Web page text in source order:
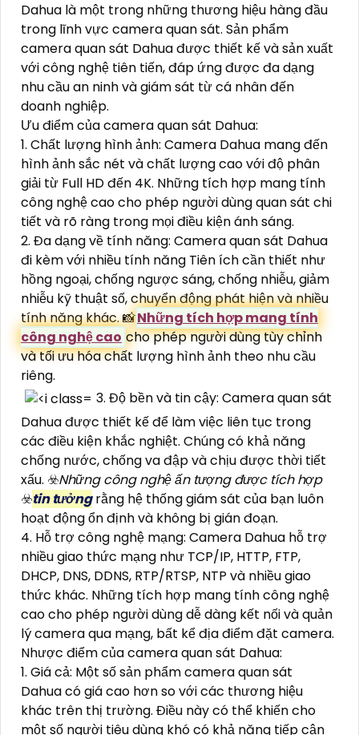
Dahua là một trong những thương hiệu hàng đầu
trong lĩnh vực camera quan sát. Sản phẩm
camera quan sát Dahua được thiết kế và sản xuất
với công nghệ tiên tiến, đáp ứng được đa dạng
nhu cầu an ninh và giám sát từ cá nhân đến
doanh nghiệp.
Ưu điểm của camera quan sát Dahua:
1. Chất lượng hình ảnh: Camera Dahua mang đến
hình ảnh sắc nét và chất lượng cao với độ phân
giải từ Full HD đến 4K. Những tích hợp mang tính
công nghệ cao cho phép người dùng quan sát chi
tiết và rõ ràng trong mọi điều kiện ánh sáng.
2. Đa dạng về tính năng: Camera quan sát Dahua
đi kèm với nhiều tính năng Tiên ích cần thiết như
hồng ngoại, chống ngược sáng, chống nhiễu, giảm
nhiễu kỹ thuật số, chuyển động phát hiện và nhiều
tính năng khác. 📸Những tích hợp mang tính
công nghệ cao cho phép người dùng tùy chỉnh
và tối ưu hóa chất lượng hình ảnh theo nhu cầu
riêng.
3. Độ bền và tin cậy: Camera quan sát
Dahua được thiết kế để làm việc liên tục trong
các điều kiện khắc nghiệt. Chúng có khả năng
chống nước, chống va đập và chịu được thời tiết
xấu. ☣️Những công nghệ ấn tượng được tích hợp
☣️tin tưởngrằng hệ thống giám sát của bạn luôn
hoạt động ổn định và không bị gián đoạn.
4. Hỗ trợ công nghệ mạng: Camera Dahua hỗ trợ
nhiều giao thức mạng như TCP/IP, HTTP, FTP,
DHCP, DNS, DDNS, RTP/RTSP, NTP và nhiều giao
thức khác. Những tích hợp mang tính công nghệ
cao cho phép người dùng dễ dàng kết nối và quản
lý camera qua mạng, bất kể địa điểm đặt camera.
Nhược điểm của camera quan sát Dahua:
1. Giá cả: Một số sản phẩm camera quan sát
Dahua có giá cao hơn so với các thương hiệu
khác trên thị trường. Điều này có thể khiến cho
một số người tiêu dùng khó có khả năng tiếp cận